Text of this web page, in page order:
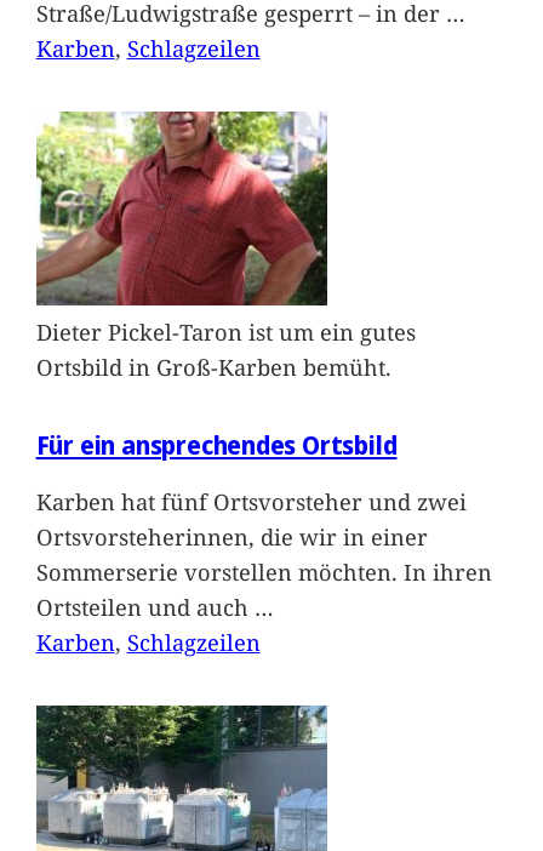
Straße/Ludwigstraße gesperrt – in der …
Karben, Schlagzeilen
Dieter Pickel-Taron ist um ein gutes
Ortsbild in Groß-Karben bemüht.
Für ein ansprechendes Ortsbild
Karben hat fünf Ortsvorsteher und zwei
Ortsvorsteherinnen, die wir in einer
Sommerserie vorstellen möchten. In ihren
Ortsteilen und auch …
Karben, Schlagzeilen